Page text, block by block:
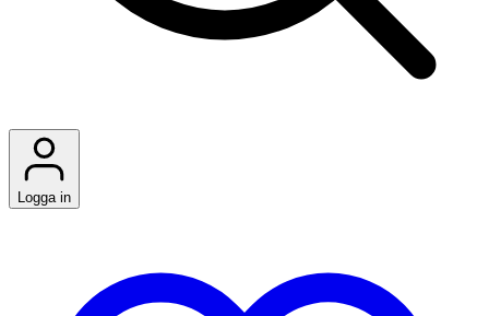
Logga in